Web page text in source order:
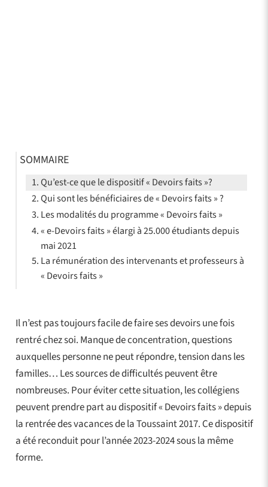
Il n’est pas toujours facile de faire ses devoirs une fois
rentré chez soi. Manque de concentration, questions
auxquelles personne ne peut répondre, tension dans les
familles… Les sources de difficultés peuvent être
nombreuses. Pour éviter cette situation, les collégiens
peuvent prendre part au dispositif « Devoirs faits » depuis
la rentrée des vacances de la Toussaint 2017. Ce dispositif
a été reconduit pour l’année 2023-2024 sous la même
forme.
SOMMAIRE
Qu’est-ce que le dispositif « Devoirs faits »?
Qui sont les bénéficiaires de « Devoirs faits » ?
Les modalités du programme « Devoirs faits »
« e-Devoirs faits » élargi à 25.000 étudiants depuis
mai 2021
La rémunération des intervenants et professeurs à
« Devoirs faits »